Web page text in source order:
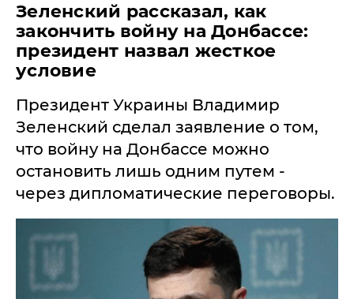
Зеленский рассказал, как
закончить войну на Донбассе:
президент назвал жесткое
условие
​Президент Украины Владимир
Зеленский сделал заявление о том,
что войну на Донбассе можно
остановить лишь одним путем -
через дипломатические переговоры.